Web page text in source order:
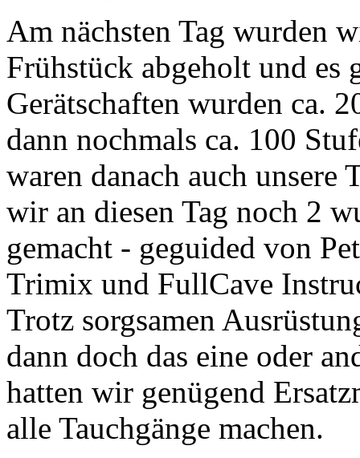
Am nächsten Tag wurden
Frühstück abgeholt und
Gerätschaften wurden ca.
dann nochmals ca. 100
waren danach auch unsere
wir an diesen Tag noch 2
gemacht - geguided von
Trimix und FullCave
Trotz sorgsamen
dann doch das eine oder
hatten wir genügend
alle Tauchgänge machen.